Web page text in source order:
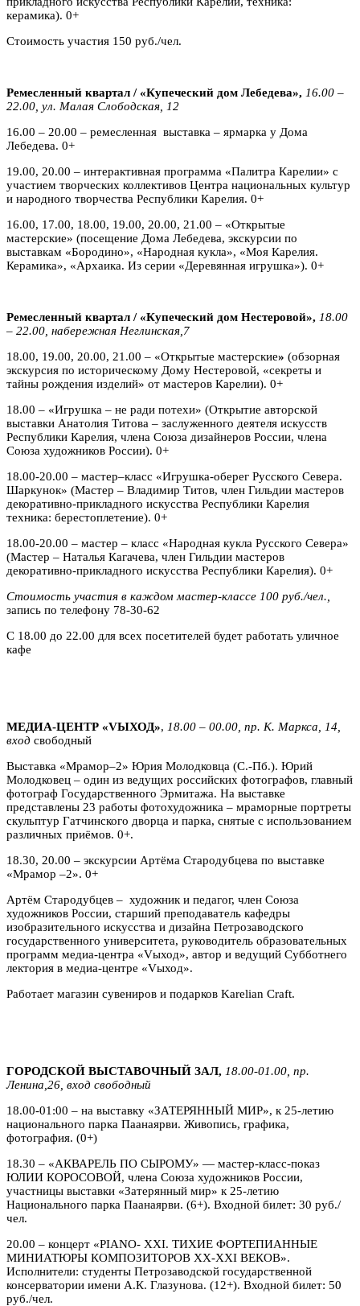
керамика). 0+
Стоимость участия 150 руб./чел.
Ремесленный квартал / «Купеческий дом Лебедева», 16.00 –
22.00, ул. Малая Слободская, 12
16.00 – 20.00 – ремесленная выставка – ярмарка у Дома
Лебедева. 0+
19.00, 20.00 – интерактивная программа «Палитра Карелии» с
участием творческих коллективов Центра национальных культур
и народного творчества Республики Карелия. 0+
16.00, 17.00, 18.00, 19.00, 20.00, 21.00 – «Открытые
мастерские» (посещение Дома Лебедева, экскурсии по
выставкам «Бородино», «Народная кукла», «Моя Карелия.
Керамика», «Архаика. Из серии «Деревянная игрушка»). 0+
Ремесленный квартал / «Купеческий дом Нестеровой», 18.00
– 22.00, набережная Неглинская,7
18.00, 19.00, 20.00, 21.00 – «Открытые мастерские» (обзорная
экскурсия по историческому Дому Нестеровой, «секреты и
тайны рождения изделий» от мастеров Карелии). 0+
18.00 – «Игрушка – не ради потехи» (Открытие авторской
выставки Анатолия Титова – заслуженного деятеля искусств
Республики Карелия, члена Союза дизайнеров России, члена
Союза художников России). 0+
18.00-20.00 – мастер–класс «Игрушка-оберег Русского Севера.
Шаркунок» (Мастер – Владимир Титов, член Гильдии мастеров
декоративно-прикладного искусства Республики Карелия
техника: берестоплетение). 0+
18.00-20.00 – мастер – класс «Народная кукла Русского Севера»
(Мастер – Наталья Кагачева, член Гильдии мастеров
декоративно-прикладного искусства Республики Карелия). 0+
Стоимость участия в каждом мастер-классе 100 руб./чел.,
запись по телефону 78-30-62
С 18.00 до 22.00 для всех посетителей будет работать уличное
кафе
МЕДИА-ЦЕНТР «VЫХОД», 18.00 – 00.00, пр. К. Маркса, 14,
вход свободный
Выставка «Мрамор–2» Юрия Молодковца (С.-Пб.). Юрий
Молодковец – один из ведущих российских фотографов, главный
фотограф Государственного Эрмитажа. На выставке
представлены 23 работы фотохудожника – мраморные портреты
скульптур Гатчинского дворца и парка, снятые с использованием
различных приёмов. 0+.
18.30, 20.00 – экскурсии Артёма Стародубцева по выставке
«Мрамор –2». 0+
Артём Стародубцев – художник и педагог, член Союза
художников России, старший преподаватель кафедры
изобразительного искусства и дизайна Петрозаводского
государственного университета, руководитель образовательных
программ медиа-центра «Vыход», автор и ведущий Субботнего
лектория в медиа-центре «Vыход».
Работает магазин сувениров и подарков Karelian Craft.
ГОРОДСКОЙ ВЫСТАВОЧНЫЙ ЗАЛ, 18.00-01.00, пр.
Ленина,26, вход свободный
18.00-01:00 – на выставку «ЗАТЕРЯННЫЙ МИР», к 25-летию
национального парка Паанаярви. Живопись, графика,
фотография. (0+)
18.30 – «АКВАРЕЛЬ ПО СЫРОМУ» — мастер-класс-показ
ЮЛИИ КОРОСОВОЙ, члена Союза художников России,
участницы выставки «Затерянный мир» к 25-летию
Национального парка Паанаярви. (6+). Входной билет: 30 руб./
чел.
20.00 – концерт «PIANO- XXI. ТИХИЕ ФОРТЕПИАННЫЕ
МИНИАТЮРЫ КОМПОЗИТОРОВ XX-XXI ВЕКОВ».
Исполнители: студенты Петрозаводской государственной
консерватории имени А.К. Глазунова. (12+). Входной билет: 50
руб./чел.